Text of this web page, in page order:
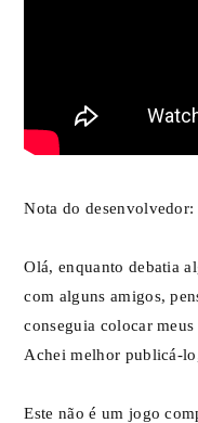
Nota do desenvolvedor:
Olá, enquanto debatia
com alguns amigos,
conseguia colocar
Achei melhor publicá-
Este não é um jogo